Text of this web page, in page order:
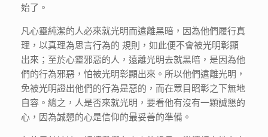
始了。
凡心靈純潔的人必來就光明而遠離黑暗，因為他們履行真
理，以真理為思言行為的 規則，如此便不會被光明彰顯
出來；至於心靈邪惡的人，遠離光明去就黑暗，是因為他
們的行為邪惡，怕被光明彰顯出來。所以他們遠離光明，
免被光明證出他們的行為是惡的，而在眾目昭彰之下無地
自容。總之，人是否來就光明，要看他有沒有一顆誠懇的
心，因為誠懇的心是信仰的最妥善的準備。